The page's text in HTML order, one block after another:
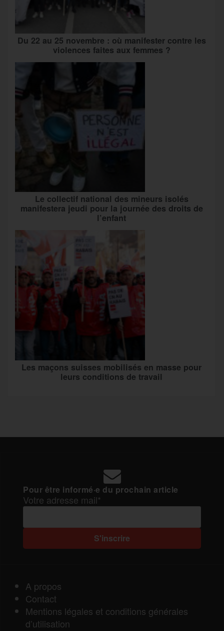
Du 22 au 25 novembre : où manifester contre les
violences faites aux femmes ?
Le collectif national des mineurs isolés
manifestera jeudi pour la journée des droits de
l’enfant
Les maçons suisses mobilisés en masse pour
leurs conditions de travail
Pour être informé·e du prochain article
Votre adresse mail*
A propos
Contact
Mentions légales et conditions générales
d’utilisation